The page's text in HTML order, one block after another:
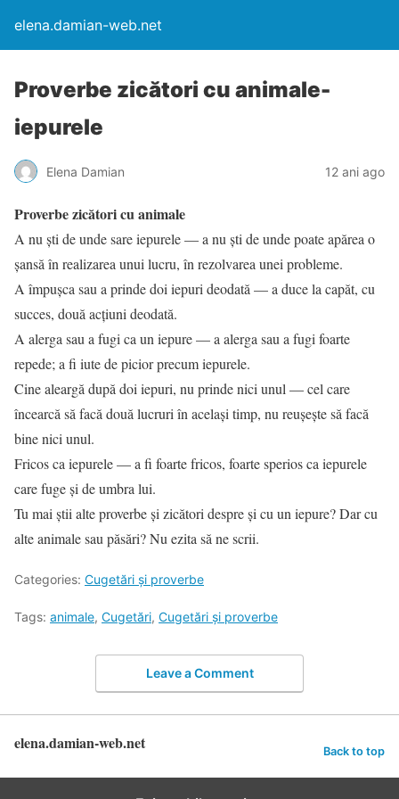
elena.damian-web.net
Proverbe zicători cu animale-
iepurele
Elena Damian 12 ani ago
Proverbe zicători cu animale
A nu ști de unde sare iepurele — a nu ști de unde poate apărea o
șansă în realizarea unui lucru, în rezolvarea unei probleme.
A împușca sau a prinde doi iepuri deodată — a duce la capăt, cu
succes, două acțiuni deodată.
A alerga sau a fugi ca un iepure — a alerga sau a fugi foarte
repede; a fi iute de picior precum iepurele.
Cine aleargă după doi iepuri, nu prinde nici unul — cel care
încearcă să facă două lucruri în același timp, nu reușește să facă
bine nici unul.
Fricos ca iepurele — a fi foarte fricos, foarte sperios ca iepurele
care fuge și de umbra lui.
Tu mai știi alte proverbe și zicători despre și cu un iepure? Dar cu
alte animale sau păsări? Nu ezita să ne scrii.
Categories: Cugetări şi proverbe
Tags: animale, Cugetări, Cugetări şi proverbe
Leave a Comment
elena.damian-web.net Back to top